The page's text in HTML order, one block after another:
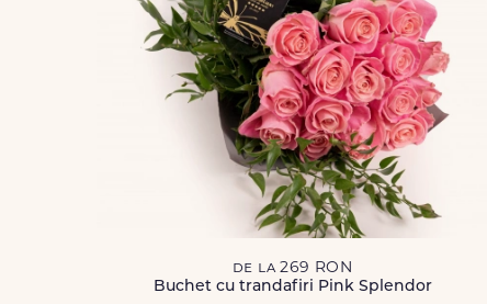
de la 269 RON
Buchet cu trandafiri Pink Splendor